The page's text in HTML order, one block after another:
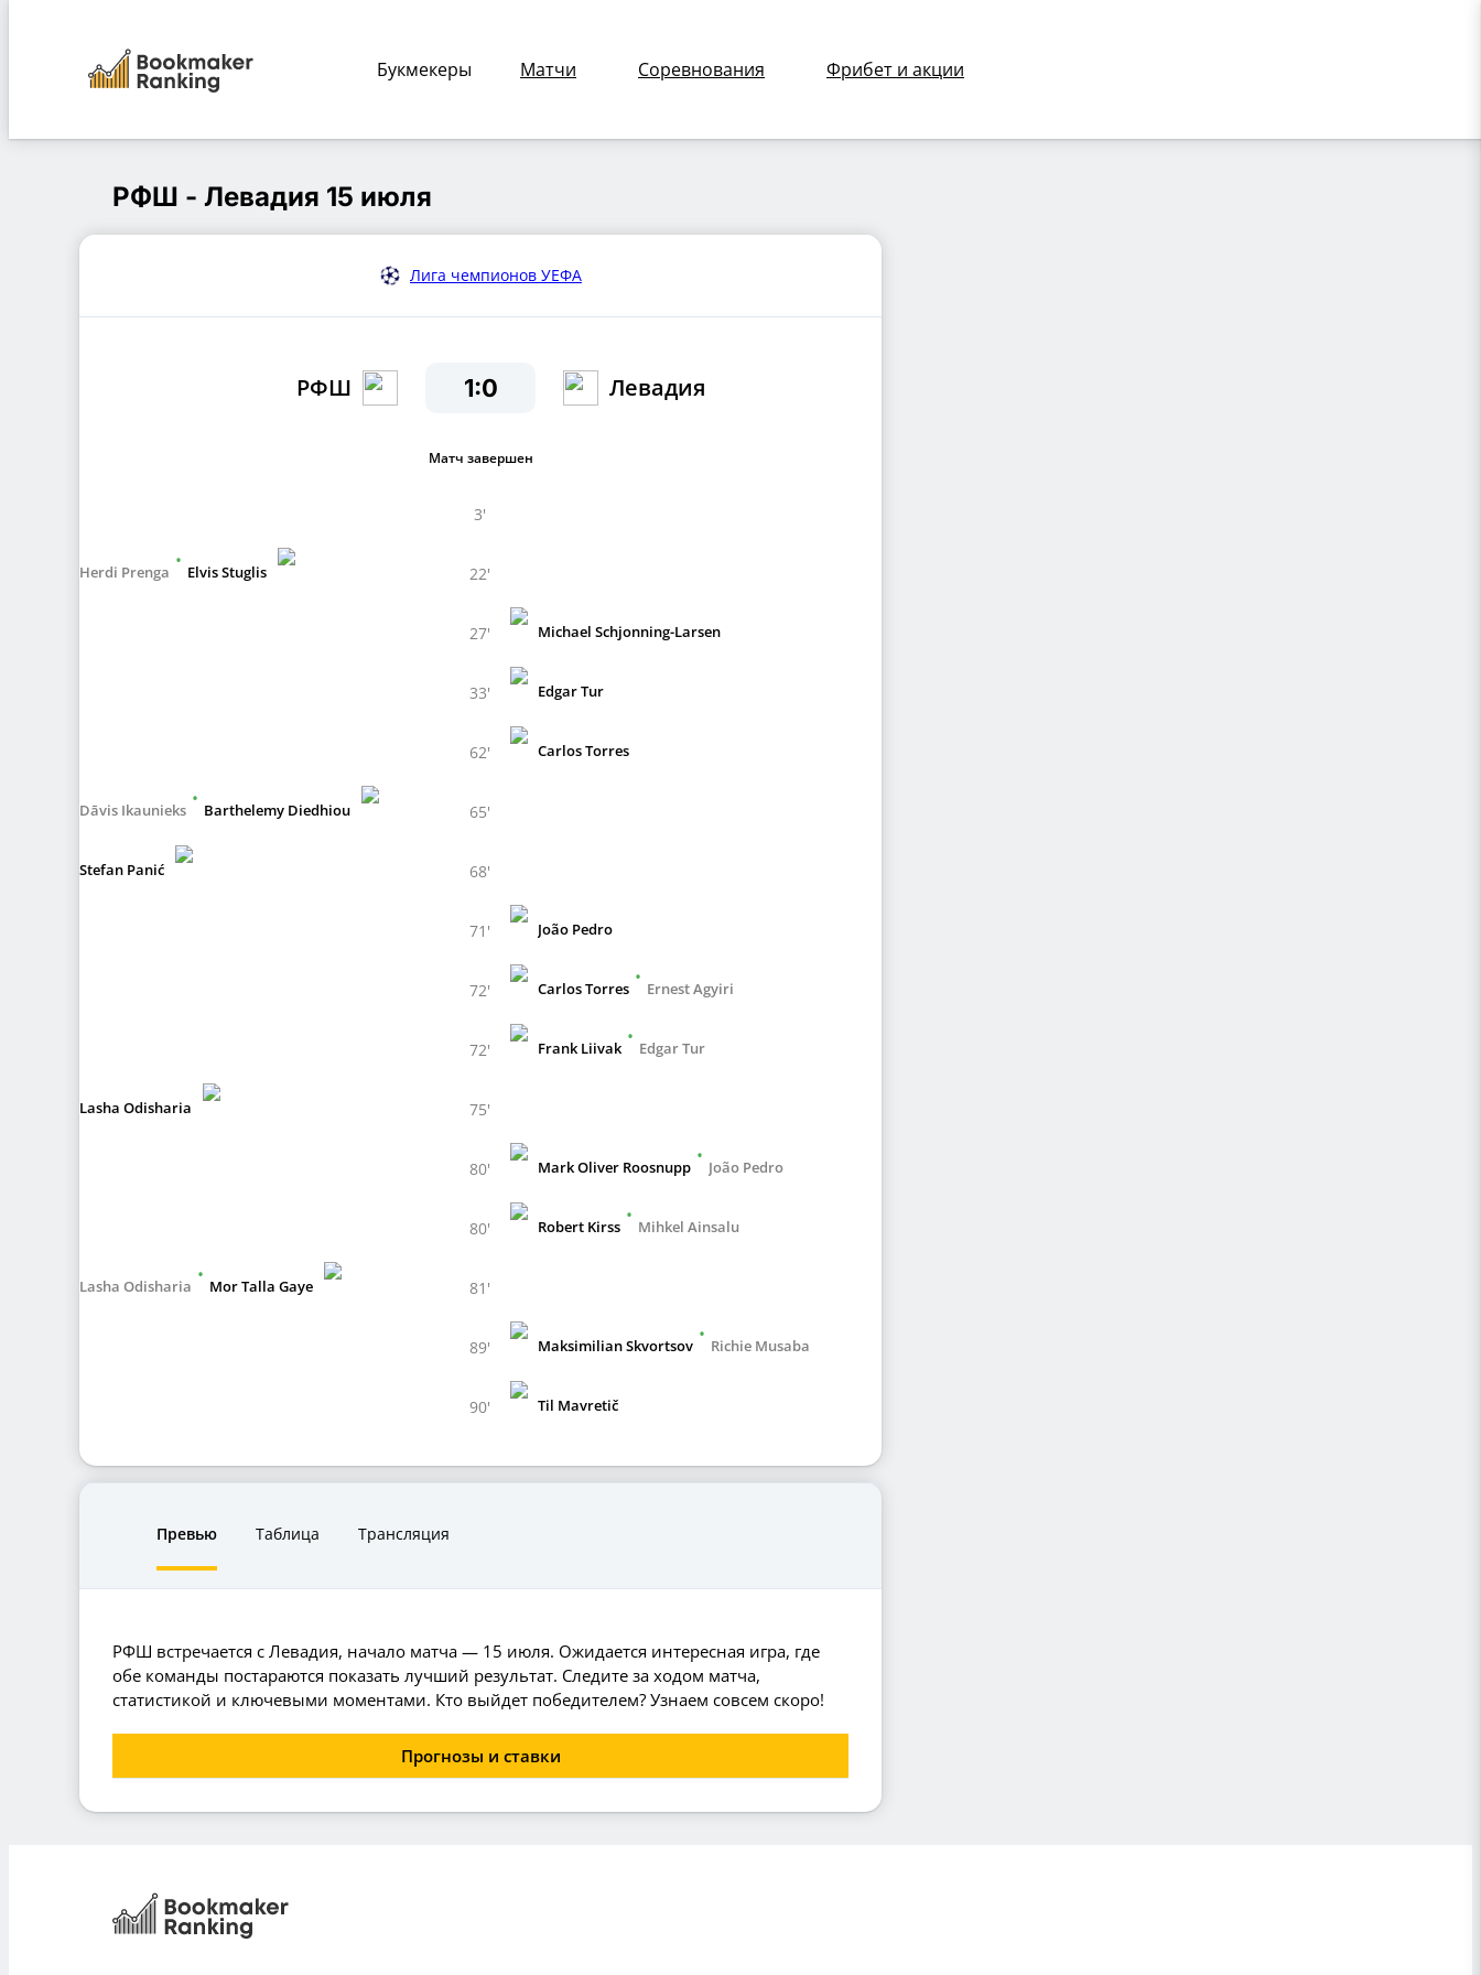
Букмекеры Матчи Соревнования Фрибет и акции
РФШ - Левадия 15 июля
Лига чемпионов УЕФА
РФШ 1:0 Левадия
Матч завершен
3'
Herdi Prenga • Elvis Stuglis 22'
27' Michael Schjonning-Larsen
33' Edgar Tur
62' Carlos Torres
Dāvis Ikaunieks • Barthelemy Diedhiou 65'
Stefan Panić 68'
71' João Pedro
72' Carlos Torres • Ernest Agyiri
72' Frank Liivak • Edgar Tur
Lasha Odisharia 75'
80' Mark Oliver Roosnupp • João Pedro
80' Robert Kirss • Mihkel Ainsalu
Lasha Odisharia • Mor Talla Gaye 81'
89' Maksimilian Skvortsov • Richie Musaba
90' Til Mavretič
Превью Таблица Трансляция
РФШ встречается с Левадия, начало матча — 15 июля. Ожидается интересная игра, где
обе команды постараются показать лучший результат. Следите за ходом матча,
статистикой и ключевыми моментами. Кто выйдет победителем? Узнаем совсем скоро!
Прогнозы и ставки